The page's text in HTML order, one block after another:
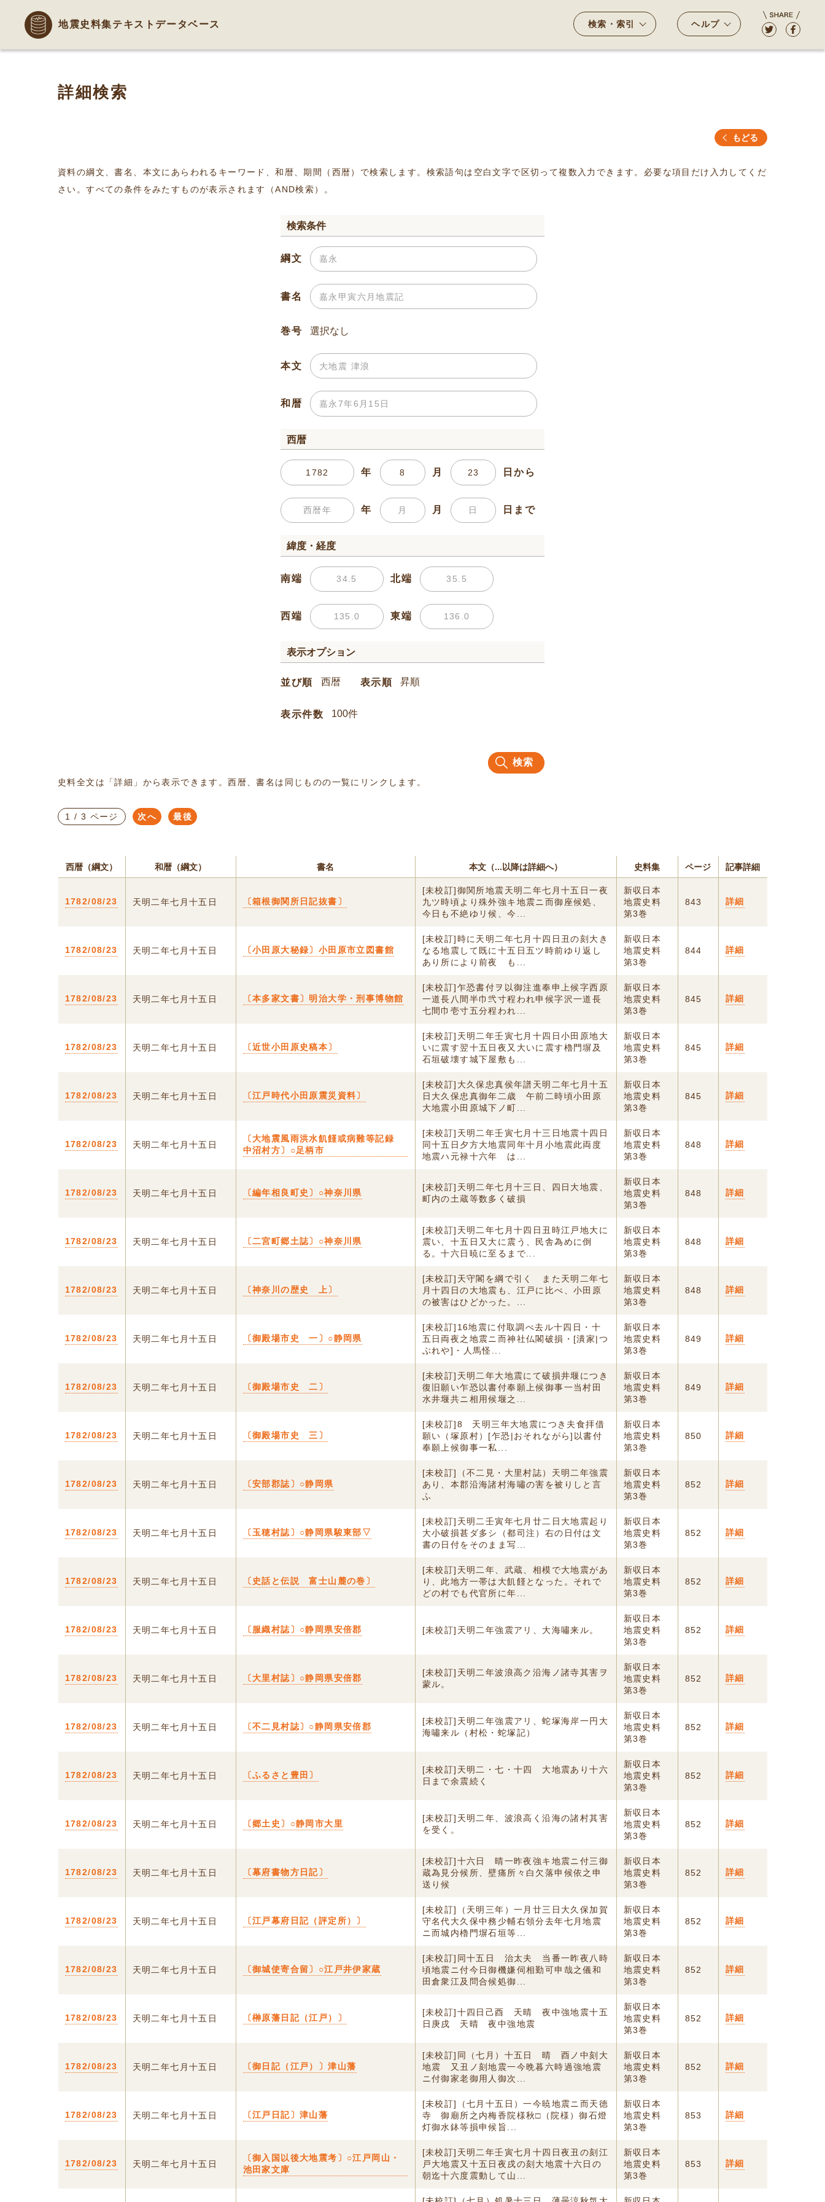
地震史料集テキストデータベース 検索・索引 ヘルプ
詳細検索
もどる
資料の綱文、書名、本文にあらわれるキーワード、和暦、期間（西暦）で検索します。検索語句は空白文字で区切って複数入力できます。必要な項目だけ入力してくだ
さい。すべての条件をみたすものが表示されます（AND検索）。
検索条件
綱文
書名
巻号
本文
和暦
西暦
年 月 日から
年 月 日まで
緯度・経度
南端 北端
西端 東端
表示オプション
並び順 表示順
表示件数
検索
史料全文は「詳細」から表示できます。西暦、書名は同じものの一覧にリンクします。
1 / 3 ページ 次へ 最後
西暦（綱文） 和暦（綱文） 書名 本文（...以降は詳細へ） 史料集 ページ 記事詳細
1782/08/23 天明二年七月十五日 〔箱根御関所日記抜書〕
[未校訂]御関所地震天明二年七月十五日一夜
九ツ時頃より殊外強キ地震ニ而御座候処、
今日も不絶ゆリ候、今...
新収日本
地震史料
第3巻
843 詳細
1782/08/23 天明二年七月十五日 〔小田原大秘録〕小田原市立図書館
[未校訂]時に天明二年七月十四日丑の刻大き
なる地震して既に十五日五ツ時前ゆり返し
あり所により前夜ゟも...
新収日本
地震史料
第3巻
844 詳細
1782/08/23 天明二年七月十五日 〔本多家文書〕明治大学・刑事博物館
[未校訂]乍恐書付ヲ以御注進奉申上候字西原
一道長八間半巾弐寸程われ申候字沢一道長
七間巾壱寸五分程われ...
新収日本
地震史料
第3巻
845 詳細
1782/08/23 天明二年七月十五日 〔近世小田原史稿本〕
[未校訂]天明二年壬寅七月十四日小田原地大
いに震す翌十五日夜又大いに震す櫓門塀及
石垣破壊す城下屋敷も...
新収日本
地震史料
第3巻
845 詳細
1782/08/23 天明二年七月十五日 〔江戸時代小田原震災資料〕
[未校訂]大久保忠真侯年譜天明二年七月十五
日大久保忠真御年二歳 午前二時頃小田原
大地震小田原城下ノ町...
新収日本
地震史料
第3巻
845 詳細
1782/08/23 天明二年七月十五日
〔大地震風雨洪水飢饉或病難等記録
中沼村方〕○足柄市
[未校訂]天明二年壬寅七月十三日地震十四日
同十五日夕方大地震同年十月小地震此両度
地震ハ元禄十六年ゟは...
新収日本
地震史料
第3巻
848 詳細
1782/08/23 天明二年七月十五日 〔編年相良町史〕○神奈川県
[未校訂]天明二年七月十三日、四日大地震、
町内の土蔵等数多く破損
新収日本
地震史料
第3巻
848 詳細
1782/08/23 天明二年七月十五日 〔二宮町郷土誌〕○神奈川県
[未校訂]天明二年七月十四日丑時江戸地大に
震い、十五日又大に震う、民舎為めに倒
る。十六日暁に至るまで...
新収日本
地震史料
第3巻
848 詳細
1782/08/23 天明二年七月十五日 〔神奈川の歴史 上〕
[未校訂]天守閣を綱で引く また天明二年七
月十四日の大地震も、江戸に比べ、小田原
の被害はひどかった。...
新収日本
地震史料
第3巻
848 詳細
1782/08/23 天明二年七月十五日 〔御殿場市史 一〕○静岡県
[未校訂]16地震に付取調べ去ル十四日・十
五日両夜之地震ニ而神社仏閣破損・[潰家|つ
ぶれや]・人馬怪...
新収日本
地震史料
第3巻
849 詳細
1782/08/23 天明二年七月十五日 〔御殿場市史 二〕
[未校訂]天明二年大地震にて破損井堰につき
復旧願い乍恐以書付奉願上候御事一当村田
水井堰共ニ相用候堰之...
新収日本
地震史料
第3巻
849 詳細
1782/08/23 天明二年七月十五日 〔御殿場市史 三〕
[未校訂]8 天明三年大地震につき夫食拝借
願い（塚原村）[乍恐|おそれながら]以書付
奉願上候御事一私...
新収日本
地震史料
第3巻
850 詳細
1782/08/23 天明二年七月十五日 〔安部郡誌〕○静岡県
[未校訂]（不二見・大里村誌）天明二年強震
あり、本郡沿海諸村海嘯の害を被りしと言
ふ
新収日本
地震史料
第3巻
852 詳細
1782/08/23 天明二年七月十五日 〔玉穂村誌〕○静岡県駿東部▽
[未校訂]天明二壬寅年七月廿二日大地震起り
大小破損甚ダ多シ（都司注）右の日付は文
書の日付をそのまま写...
新収日本
地震史料
第3巻
852 詳細
1782/08/23 天明二年七月十五日 〔史話と伝説 富士山麓の巻〕
[未校訂]天明二年、武蔵、相模で大地震があ
り、此地方一帯は大飢饉となった。それで
どの村でも代官所に年...
新収日本
地震史料
第3巻
852 詳細
1782/08/23 天明二年七月十五日 〔服織村誌〕○静岡県安倍郡 [未校訂]天明二年強震アリ、大海嘯来ル。
新収日本
地震史料
第3巻
852 詳細
1782/08/23 天明二年七月十五日 〔大里村誌〕○静岡県安倍郡
[未校訂]天明二年波浪高ク沿海ノ諸寺其害ヲ
蒙ル。
新収日本
地震史料
第3巻
852 詳細
1782/08/23 天明二年七月十五日 〔不二見村誌〕○静岡県安倍郡
[未校訂]天明二年強震アリ、蛇塚海岸一円大
海嘯来ル（村松・蛇塚記）
新収日本
地震史料
第3巻
852 詳細
1782/08/23 天明二年七月十五日 〔ふるさと豊田〕
[未校訂]天明二・七・十四 大地震あり十六
日まで余震続く
新収日本
地震史料
第3巻
852 詳細
1782/08/23 天明二年七月十五日 〔郷土史〕○静岡市大里
[未校訂]天明二年、波浪高く沿海の諸村其害
を受く。
新収日本
地震史料
第3巻
852 詳細
1782/08/23 天明二年七月十五日 〔幕府書物方日記〕
[未校訂]十六日 晴一昨夜強キ地震ニ付三御
蔵為見分候所、壁痛所々白欠落申候依之申
送り候
新収日本
地震史料
第3巻
852 詳細
1782/08/23 天明二年七月十五日 〔江戸幕府日記（評定所）〕
[未校訂]（天明三年）一月廿三日大久保加賀
守名代大久保中務少輔右領分去年七月地震
ニ而城内櫓門塀石垣等...
新収日本
地震史料
第3巻
852 詳細
1782/08/23 天明二年七月十五日 〔御城使寄合留〕○江戸井伊家蔵
[未校訂]同十五日 治太夫 当番一昨夜八時
頃地震ニ付今日御機嫌伺相勤可申哉之儀和
田倉衆江及問合候処御...
新収日本
地震史料
第3巻
852 詳細
1782/08/23 天明二年七月十五日 〔榊原藩日記（江戸）〕
[未校訂]十四日己酉 天晴 夜中強地震十五
日庚戌 天晴 夜中強地震
新収日本
地震史料
第3巻
852 詳細
1782/08/23 天明二年七月十五日 〔御日記（江戸）〕津山藩
[未校訂]同（七月）十五日 晴 酉ノ中刻大
地震 又丑ノ刻地震一今晩暮六時過強地震
ニ付御家老御用人御次...
新収日本
地震史料
第3巻
852 詳細
1782/08/23 天明二年七月十五日 〔江戸日記〕津山藩
[未校訂]（七月十五日）一今暁地震ニ而天徳
寺 御廟所之内梅香院様秋□（院様）御石燈
灯御水鉢等損申候旨...
新収日本
地震史料
第3巻
853 詳細
1782/08/23 天明二年七月十五日
〔御入国以後大地震考〕○江戸岡山・
池田家文庫
[未校訂]天明二年壬寅七月十四日夜丑の刻江
戸大地震又十五日夜戌の刻大地震十六日の
朝迄十六度震動して山...
新収日本
地震史料
第3巻
853 詳細